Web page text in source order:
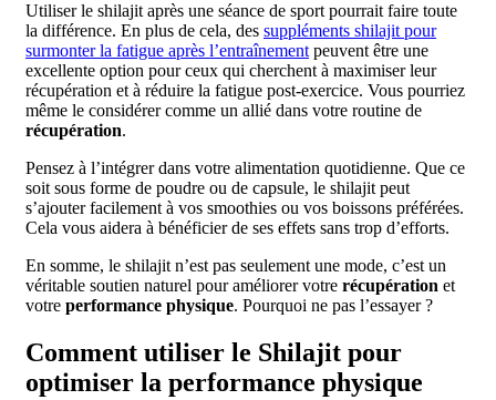
Utiliser le shilajit après une séance de sport pourrait faire toute
la différence. En plus de cela, des suppléments shilajit pour
surmonter la fatigue après l’entraînement peuvent être une
excellente option pour ceux qui cherchent à maximiser leur
récupération et à réduire la fatigue post-exercice. Vous pourriez
même le considérer comme un allié dans votre routine de
récupération.
Pensez à l’intégrer dans votre alimentation quotidienne. Que ce
soit sous forme de poudre ou de capsule, le shilajit peut
s’ajouter facilement à vos smoothies ou vos boissons préférées.
Cela vous aidera à bénéficier de ses effets sans trop d’efforts.
En somme, le shilajit n’est pas seulement une mode, c’est un
véritable soutien naturel pour améliorer votre récupération et
votre performance physique. Pourquoi ne pas l’essayer ?
Comment utiliser le Shilajit pour
optimiser la performance physique